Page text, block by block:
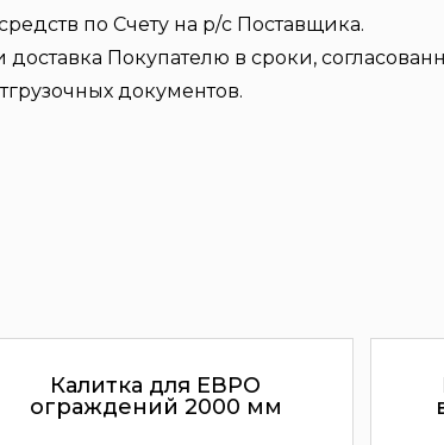
по Счету на р/с Поставщика.
доставка Покупателю в сроки,
документов.
Калитка для ЕВРО
ограждений 2000 мм